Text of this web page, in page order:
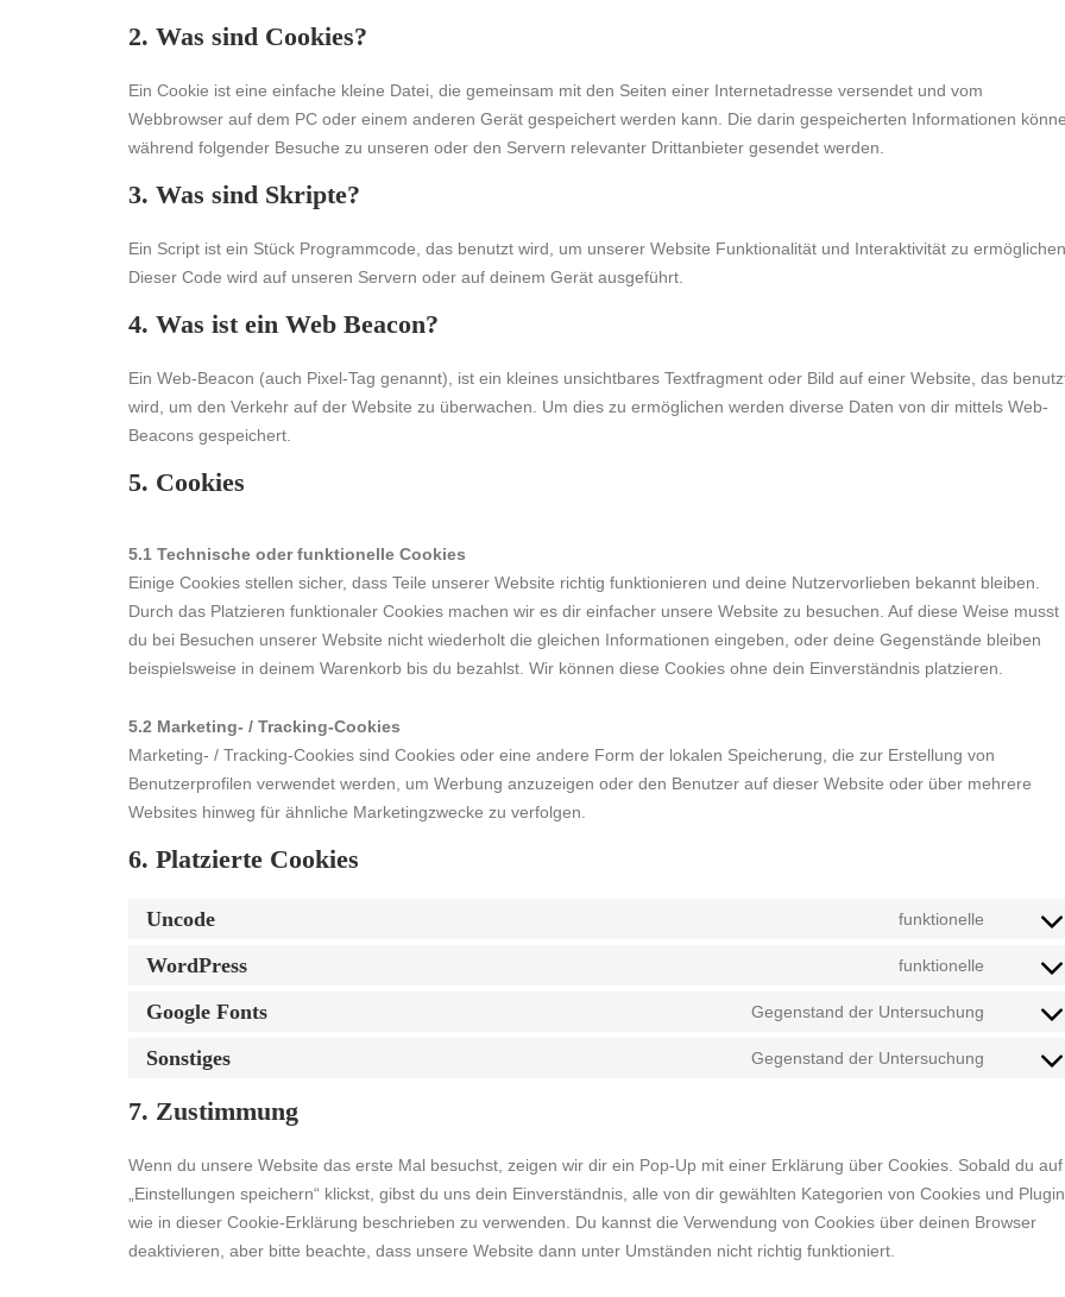
2. Was sind Cookies?
Ein Cookie ist eine einfache kleine Datei, die gemeinsam mit den Seiten einer Internetadresse versendet und vom
Webbrowser auf dem PC oder einem anderen Gerät gespeichert werden kann. Die darin gespeicherten Informationen
während folgender Besuche zu unseren oder den Servern relevanter Drittanbieter gesendet werden.
3. Was sind Skripte?
Ein Script ist ein Stück Programmcode, das benutzt wird, um unserer Website Funktionalität und Interaktivität zu
Dieser Code wird auf unseren Servern oder auf deinem Gerät ausgeführt.
4. Was ist ein Web Beacon?
Ein Web-Beacon (auch Pixel-Tag genannt), ist ein kleines unsichtbares Textfragment oder Bild auf einer Website, das
wird, um den Verkehr auf der Website zu überwachen. Um dies zu ermöglichen werden diverse Daten von dir mittels Web-
Beacons gespeichert.
5. Cookies
5.1 Technische oder funktionelle Cookies
Einige Cookies stellen sicher, dass Teile unserer Website richtig funktionieren und deine Nutzervorlieben bekannt bleiben.
Durch das Platzieren funktionaler Cookies machen wir es dir einfacher unsere Website zu besuchen. Auf diese Weise musst
du bei Besuchen unserer Website nicht wiederholt die gleichen Informationen eingeben, oder deine Gegenstände bleiben
beispielsweise in deinem Warenkorb bis du bezahlst. Wir können diese Cookies ohne dein Einverständnis platzieren.
5.2 Marketing- / Tracking-Cookies
Marketing- / Tracking-Cookies sind Cookies oder eine andere Form der lokalen Speicherung, die zur Erstellung von
Benutzerprofilen verwendet werden, um Werbung anzuzeigen oder den Benutzer auf dieser Website oder über mehrere
Websites hinweg für ähnliche Marketingzwecke zu verfolgen.
6. Platzierte Cookies
Uncode funktionelle
Consent
uncode
WordPress funktionelle
Consent
Google Fonts Gegenstand der Untersuchung
Consent
Sonstiges Gegenstand der Untersuchung
Consent
7. Zustimmung
Wenn du unsere Website das erste Mal besuchst, zeigen wir dir ein Pop-Up mit einer Erklärung über Cookies. Sobald du auf
„Einstellungen speichern“ klickst, gibst du uns dein Einverständnis, alle von dir gewählten Kategorien von Cookies und
wie in dieser Cookie-Erklärung beschrieben zu verwenden. Du kannst die Verwendung von Cookies über deinen Browser
deaktivieren, aber bitte beachte, dass unsere Website dann unter Umständen nicht richtig funktioniert.